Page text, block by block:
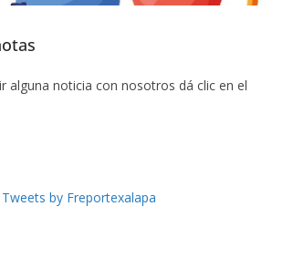
alguna noticia con nosotros dá clic en el
Tweets by Freportexalapa